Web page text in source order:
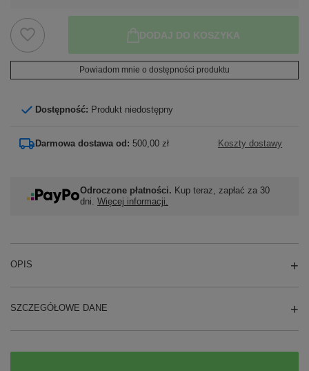
DODAJ DO KOSZYKA
Powiadom mnie o dostępności produktu
Dostępność: Produkt niedostępny
Darmowa dostawa od: 500,00 zł Koszty dostawy
Odroczone płatności. Kup teraz, zapłać za 30
dni. Więcej informacji.
OPIS
SZCZEGÓŁOWE DANE